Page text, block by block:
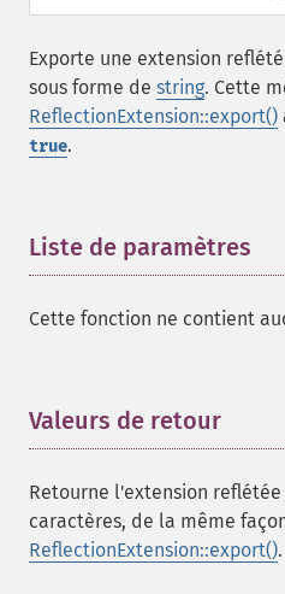
Exporte une extension
sous forme de string. Cette
ReflectionExtension::export()
true.
Liste de paramètres
Cette fonction ne contient
Valeurs de retour
Retourne l'extension
caractères, de la même
ReflectionExtension::export().